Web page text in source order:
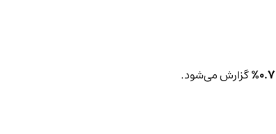
0.7% گزارش می‌شود.